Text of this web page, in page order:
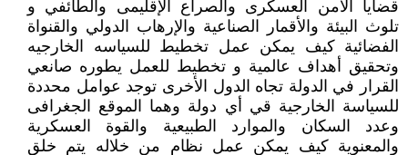
قضايا الأمن العسكرى والصراع الإقليمى والطائفي و
تلوث البيئة والأقمار الصناعية والإرهاب الدولي والقنواة
الفضائية كيف يمكن عمل تخطيط للسياسه الخارجيه
وتحقيق أهداف عالمية و تخطيط للعمل يطوره صانعي
القرار في الدولة تجاه الدول الأخرى توجد عوامل محددة
للسياسة الخارجية قي أي دولة وهما الموقع الجغرافى
وعدد السكان والموارد الطبيعية والقوة العسكرية
والمعنوية كيف يمكن عمل نظام من خلاله يتم خلق